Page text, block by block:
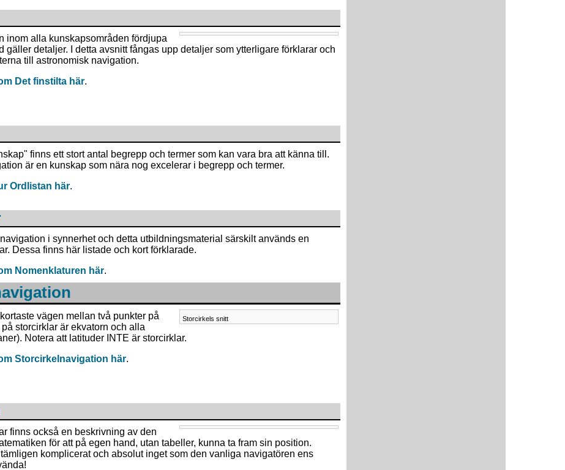
inom alla kunskapsområden fördjupa
gäller detaljer. I detta avsnitt fångas upp detaljer som ytterligare förklarar och
till astronomisk navigation.
Det finstilta här.
finns ett stort antal begrepp och termer som kan vara bra att känna till.
är en kunskap som nära nog excelerar i begrepp och termer.
Ordlistan här.
i synnerhet och detta utbildningsmaterial särskilt används en
Dessa finns här listade och kort förklarade.
Nomenklaturen här.
Storcirkels snitt
vägen mellan två punkter på
storcirklar är ekvatorn och alla
Notera att latituder INTE är storcirklar.
Storcirkelnavigation här.
finns också en beskrivning av den
för att på egen hand, utan tabeller, kunna ta fram sin position.
komplicerat och absolut inget som den vanliga navigatören ens